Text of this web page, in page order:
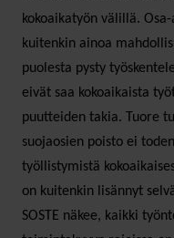
kokoaikatyön välillä.
kuitenkin ainoa
puolesta pysty
eivät saa kokoaikaista
puutteiden takia. Tuore
suojaosien poisto ei
työllistymistä
on kuitenkin lisännyt
SOSTE näkee, kaikki